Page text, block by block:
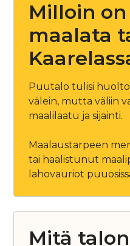
Milloin
maalata
Puutalo tulisi
välein, mutta väliin
maalilaatu ja sijainti.
Maalaustarpeen
tai haalistunut
lahovauriot
Mitä